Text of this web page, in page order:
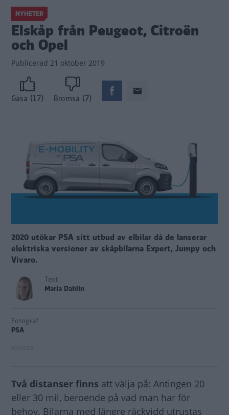
NYHETER
Elskåp från Peugeot, Citroën
och Opel
Publicerad 21 oktober 2019
Gasa (17) Bromsa (7)
2020 utökar PSA sitt utbud av elbilar då de lanserar
elektriska versioner av skåpbilarna Expert, Jumpy och
Vivaro.
Text
Maria Dahlin
Fotograf
PSA
Två distanser finns att välja på: Antingen 20
eller 30 mil, beroende på vad man har för
behov. Bilarna med längre räckvidd utrustas